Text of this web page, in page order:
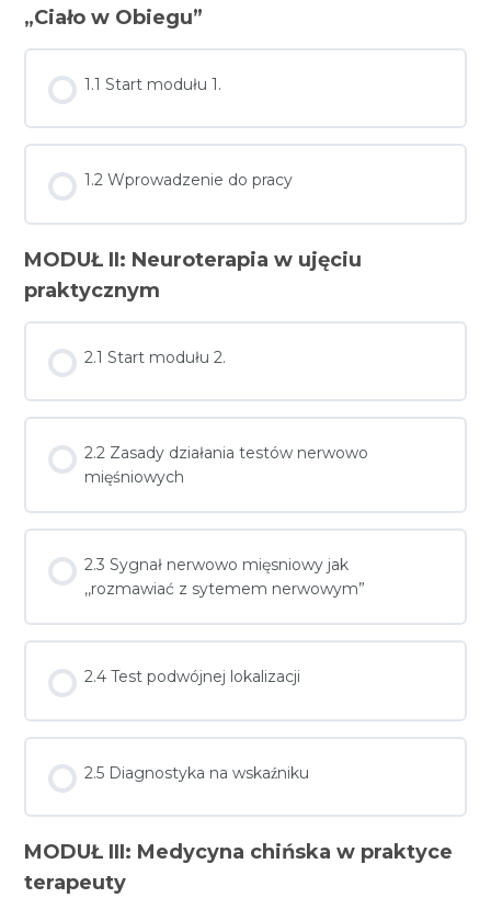
„Ciało w Obiegu”
1.1 Start modułu 1.
1.2 Wprowadzenie do pracy
MODUŁ II: Neuroterapia w ujęciu
praktycznym
2.1 Start modułu 2.
2.2 Zasady działania testów nerwowo
mięśniowych
2.3 Sygnał nerwowo mięsniowy jak
,,rozmawiać z sytemem nerwowym”
2.4 Test podwójnej lokalizacji
2.5 Diagnostyka na wskaźniku
MODUŁ III: Medycyna chińska w praktyce
terapeuty